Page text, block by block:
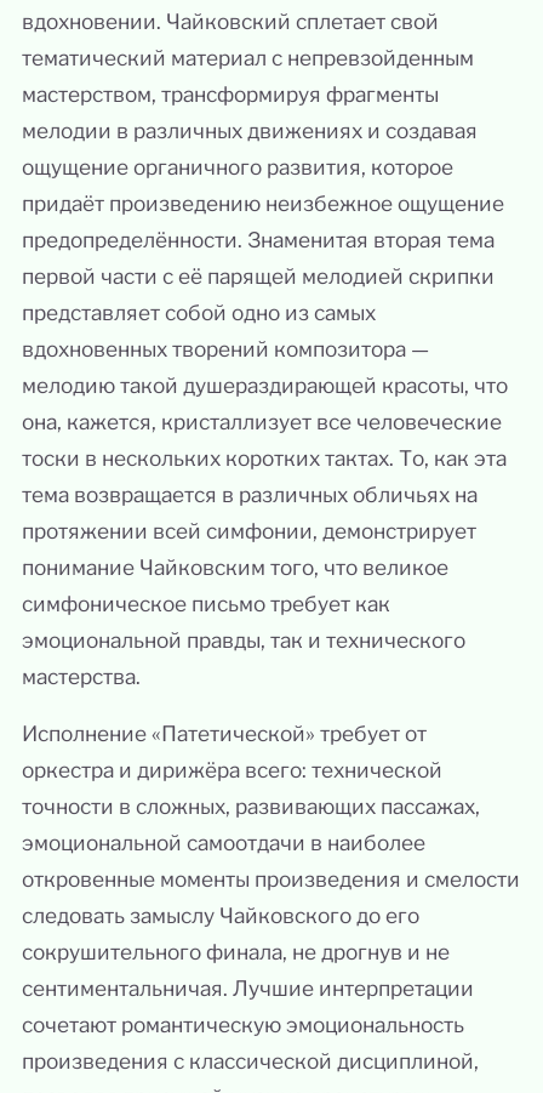
вдохновении. Чайковский сплетает свой
тематический материал с непревзойденным
мастерством, трансформируя фрагменты
мелодии в различных движениях и создавая
ощущение органичного развития, которое
придаёт произведению неизбежное ощущение
предопределённости. Знаменитая вторая тема
первой части с её парящей мелодией скрипки
представляет собой одно из самых
вдохновенных творений композитора —
мелодию такой душераздирающей красоты, что
она, кажется, кристаллизует все человеческие
тоски в нескольких коротких тактах. То, как эта
тема возвращается в различных обличьях на
протяжении всей симфонии, демонстрирует
понимание Чайковским того, что великое
симфоническое письмо требует как
эмоциональной правды, так и технического
мастерства.
Исполнение «Патетической» требует от
оркестра и дирижёра всего: технической
точности в сложных, развивающих пассажах,
эмоциональной самоотдачи в наиболее
откровенные моменты произведения и смелости
следовать замыслу Чайковского до его
сокрушительного финала, не дрогнув и не
сентиментальничая. Лучшие интерпретации
сочетают романтическую эмоциональность
произведения с классической дисциплиной,